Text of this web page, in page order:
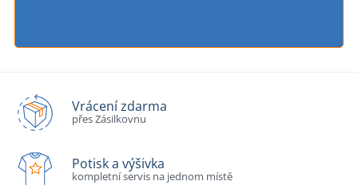
Vrácení zdarma
přes Zásilkovnu
Potisk a výšivka
kompletní servis na jednom místě